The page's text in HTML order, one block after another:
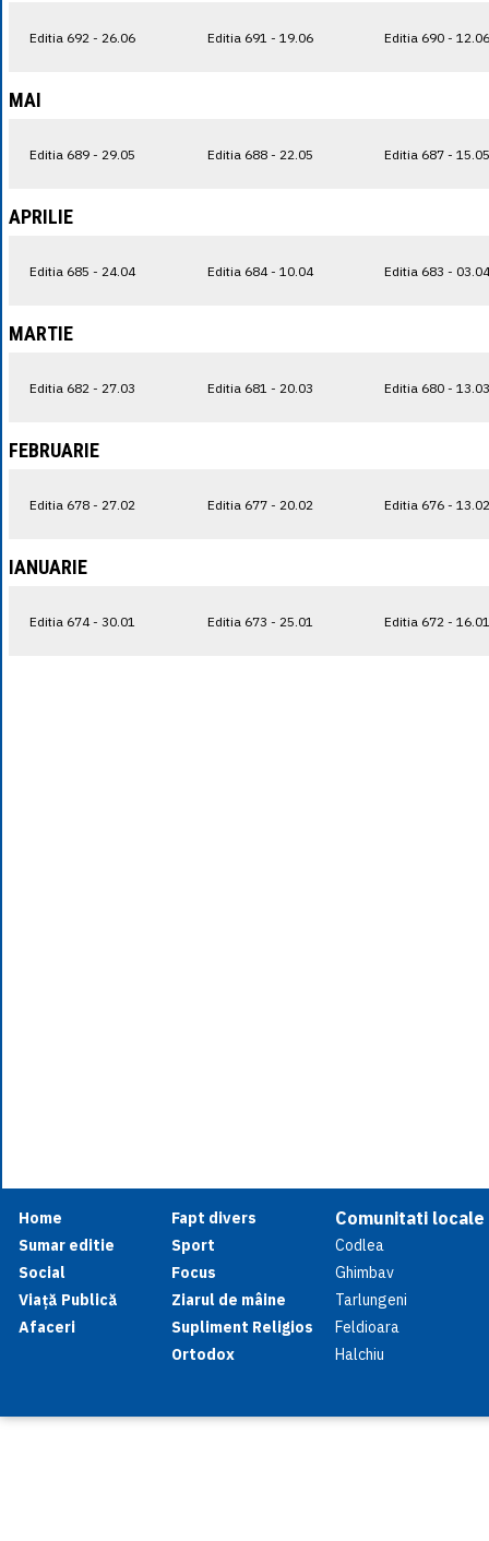
Editia 692 - 26.06 Editia 691 - 19.06 Editia 690 -
MAI
Editia 689 - 29.05 Editia 688 - 22.05 Editia 687 -
APRILIE
Editia 685 - 24.04 Editia 684 - 10.04 Editia 683 -
MARTIE
Editia 682 - 27.03 Editia 681 - 20.03 Editia 680 -
FEBRUARIE
Editia 678 - 27.02 Editia 677 - 20.02 Editia 676 -
IANUARIE
Editia 674 - 30.01 Editia 673 - 25.01 Editia 672 -
Home
Sumar editie
Social
Viață Publică
Afaceri
Fapt divers
Sport
Focus
Ziarul de mâine
Supliment Religios
Ortodox
Comunitati locale
Codlea
Ghimbav
Tarlungeni
Feldioara
Halchiu